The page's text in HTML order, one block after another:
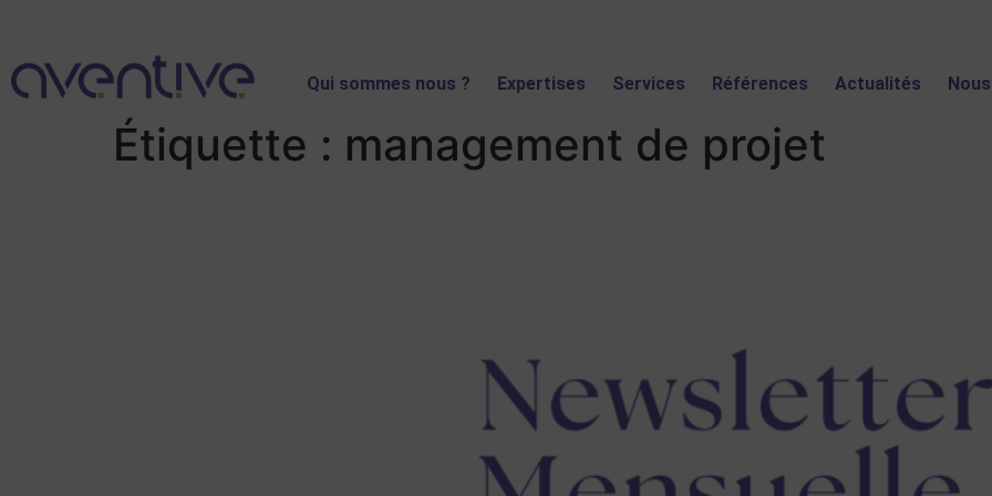
Qui sommes nous ? Expertises Services Références Actualités
Étiquette : management de projet